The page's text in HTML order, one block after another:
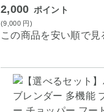
2,000 ポイント
(9,000 円)
この商品を安い順で見